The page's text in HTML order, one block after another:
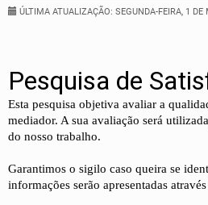
ÚLTIMA ATUALIZAÇÃO: SEGUNDA-FEIRA, 1 DE